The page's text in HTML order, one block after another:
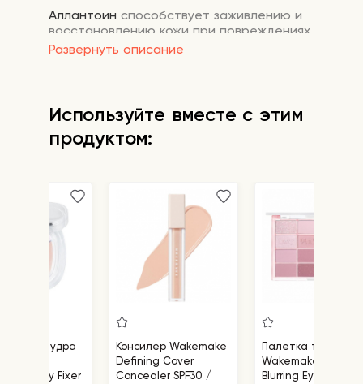
Развернуть описание
Аллантоин способствует заживлению и
восстановлению кожи при повреждениях,
оберегает от негативного действия
свободных радикалов, и замедляет
аппликатором тинт на сухие и чистые
губы, можно наслаивать для яркости
цвета.
Используйте вместе с этим
продуктом:
пудра
Stay Fixer
Консилер Wakemake
Defining Cover
Concealer SPF30 /
Палетка теней
Wakemake Soft
Blurring Eye Palette